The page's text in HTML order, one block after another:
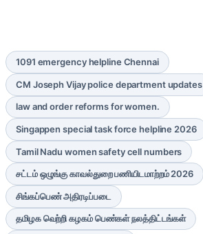
1091 emergency helpline Chennai
CM Joseph Vijay police department updates
law and order reforms for women.
Singappen special task force helpline 2026
Tamil Nadu women safety cell numbers
சட்டம் ஒழுங்கு காவல்துறை பணியிடமாற்றம் 2026
சிங்கப்பெண் அதிரடிப்படை
தமிழக வெற்றி கழகம் பெண்கள் நலத்திட்டங்கள்